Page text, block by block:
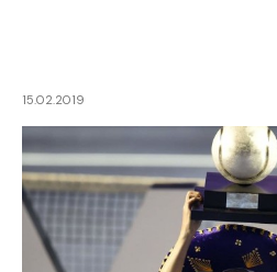
15.02.2019